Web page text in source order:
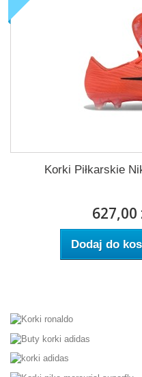
Korki Piłkarskie
627,00
Dodaj do